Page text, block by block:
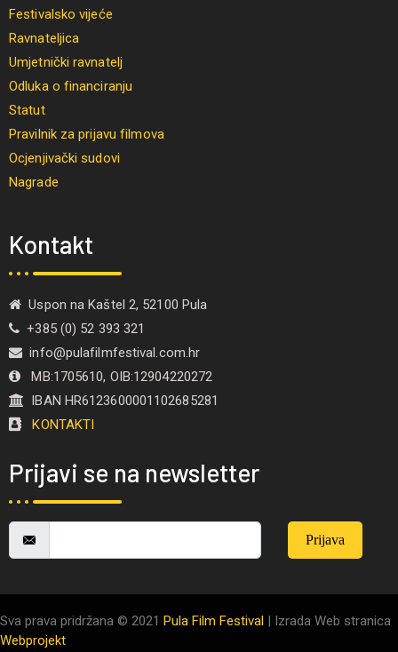
Festivalsko vijeće
Ravnateljica
Umjetnički ravnatelj
Odluka o financiranju
Statut
Pravilnik za prijavu filmova
Ocjenjivački sudovi
Nagrade
Kontakt
Uspon na Kaštel 2, 52100 Pula
+385 (0) 52 393 321
info@pulafilmfestival.com.hr
MB:1705610, OIB:12904220272
IBAN HR6123600001102685281
KONTAKTI
Prijavi se na newsletter
Prijava
Sva prava pridržana © 2021 Pula Film Festival | Izrada Web stranica
Webprojekt